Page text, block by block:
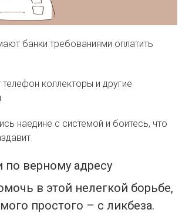
банки требованиями оплатить
коллекторы и другие
наедине с системой и боитесь, что
верному адресу
в этой нелегкой борьбе,
простого – с ликбеза.